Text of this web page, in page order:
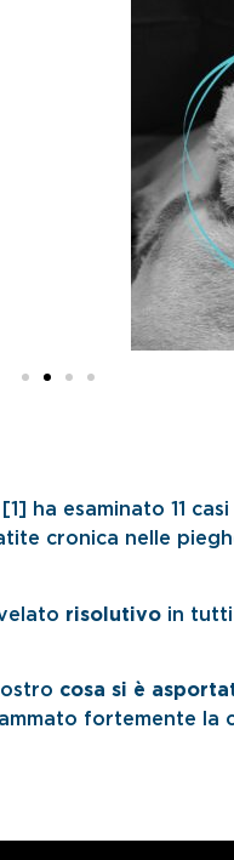
ha esaminato 11
cronica nelle
risolutivo in tutti
cosa si è
fortemente